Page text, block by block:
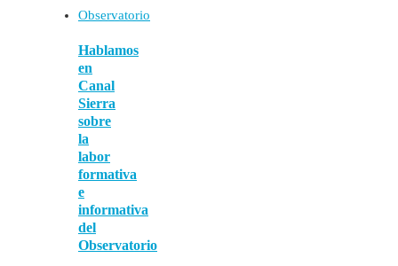
Hablamos
en
Canal
Sierra
sobre
la
labor
formativa
e
informativa
del
Observatorio